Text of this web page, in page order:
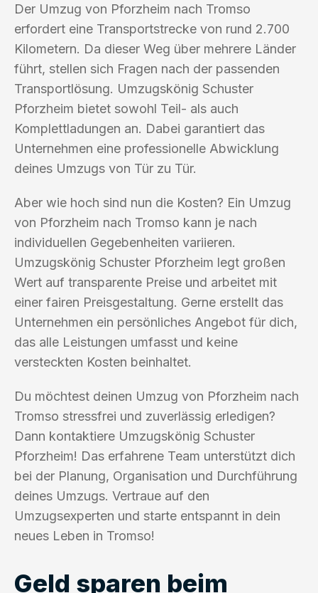
Der Umzug von Pforzheim nach Tromso
erfordert eine Transportstrecke von rund 2.700
Kilometern. Da dieser Weg über mehrere Länder
führt, stellen sich Fragen nach der passenden
Transportlösung. Umzugskönig Schuster
Pforzheim bietet sowohl Teil- als auch
Komplettladungen an. Dabei garantiert das
Unternehmen eine professionelle Abwicklung
deines Umzugs von Tür zu Tür.
Aber wie hoch sind nun die Kosten? Ein Umzug
von Pforzheim nach Tromso kann je nach
individuellen Gegebenheiten variieren.
Umzugskönig Schuster Pforzheim legt großen
Wert auf transparente Preise und arbeitet mit
einer fairen Preisgestaltung. Gerne erstellt das
Unternehmen ein persönliches Angebot für dich,
das alle Leistungen umfasst und keine
versteckten Kosten beinhaltet.
Du möchtest deinen Umzug von Pforzheim nach
Tromso stressfrei und zuverlässig erledigen?
Dann kontaktiere Umzugskönig Schuster
Pforzheim! Das erfahrene Team unterstützt dich
bei der Planung, Organisation und Durchführung
deines Umzugs. Vertraue auf den
Umzugsexperten und starte entspannt in dein
neues Leben in Tromso!
Geld sparen beim